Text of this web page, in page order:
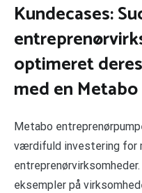
Kundecases:
optimeret
med en
Metabo
værdifuld investering for
eksempler på